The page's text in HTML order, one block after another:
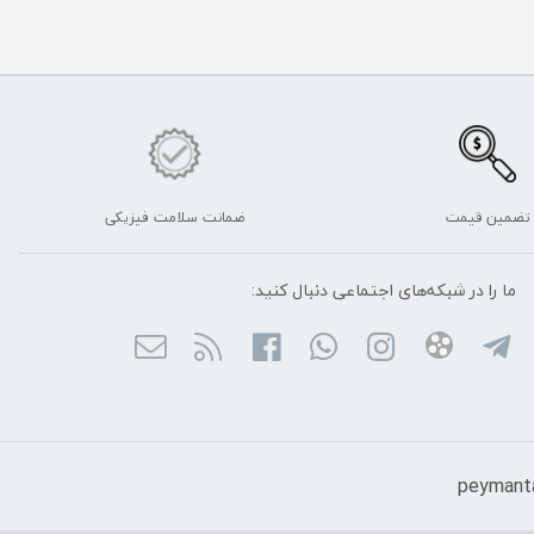
تضمین قیمت ضمانت سلامت فیزیکی
ما را در شبکه‌های اجتماعی دنبال کنید: